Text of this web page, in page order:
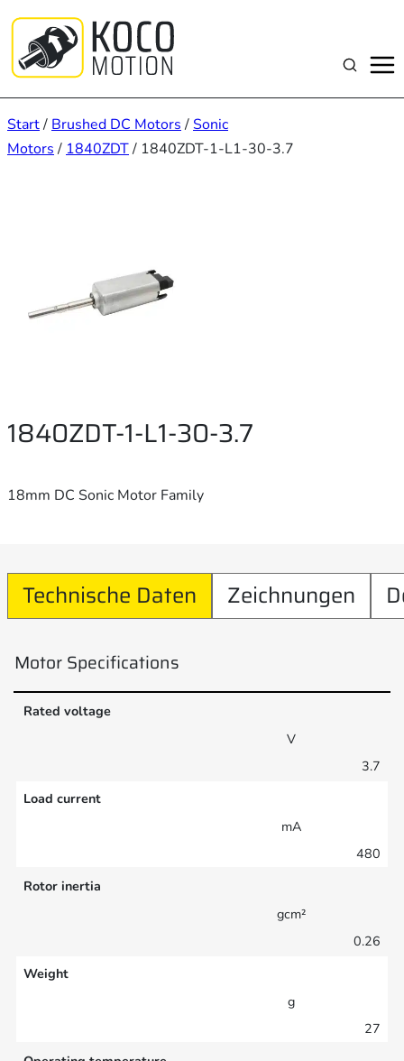
Inhalt
springen
Suchen
Start/ Brushed DC Motors /Sonic
Motors / 1840ZDT/ 1840ZDT-1-L1-30-3.7
1840ZDT-1-L1-30-3.7
18mm DC Sonic Motor Family
Technische Daten Zeichnungen
Motor Specifications
Rated voltage
V
3.7
Load current
mA
480
Rotor inertia
gcm²
0.26
Weight
g
27